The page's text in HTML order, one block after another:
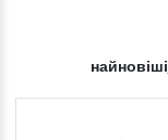
найновіші